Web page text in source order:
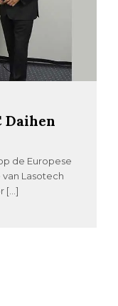
Daihen
de Europese
Lasotech
[…]